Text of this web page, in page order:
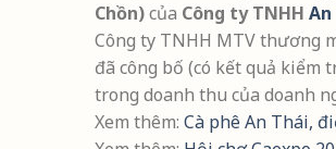
Chồn)của Công ty TNHH
Công ty TNHH MTV thương
đã công bố (có kết quả kiểm
trong doanh thu của doanh
Xem thêm: Cà phê An Thái,